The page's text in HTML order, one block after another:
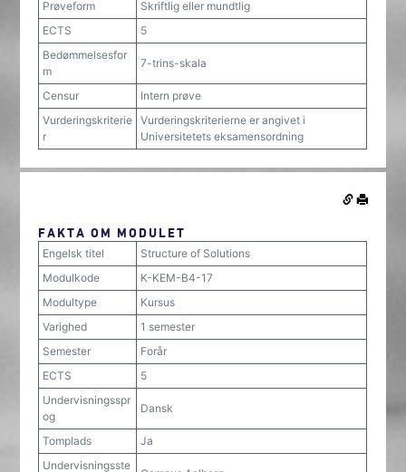
Prøveform
Skriftlig eller mundtlig
ECTS
5
Bedømmelsesfor
m
7-trins-skala
Censur
Intern prøve
Vurderingskriterie
r
Vurderingskriterierne er angivet i
Universitetets eksamensordning
FAKTA OM MODULET
Engelsk titel
Structure of Solutions
Modulkode
K-KEM-B4-17
Modultype
Kursus
Varighed
1 semester
Semester
Forår
ECTS
5
Undervisningsspr
og
Dansk
Tomplads
Ja
Undervisningsste